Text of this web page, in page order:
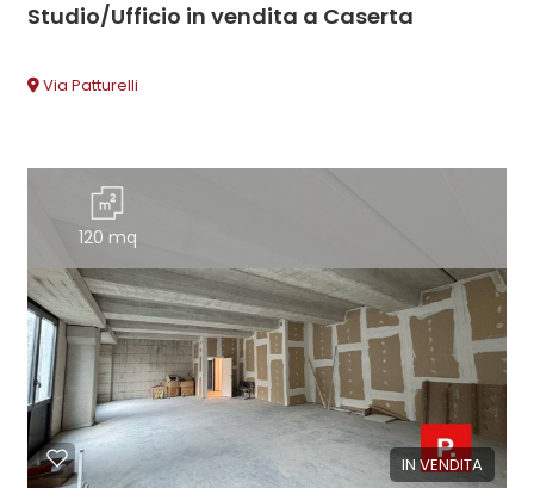
Studio/Ufficio in vendita a Caserta
Via Patturelli
120 mq
IN VENDITA